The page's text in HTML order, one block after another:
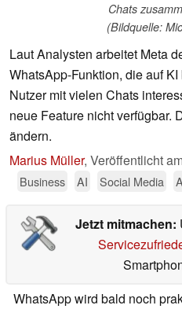
Chats
(Bildquelle:
Laut Analysten arbeitet Meta
WhatsApp-Funktion, die auf
Nutzer mit vielen Chats
neue Feature nicht verfügbar.
ändern.
Marius Müller, Veröffentlicht
Business AI Social Media
Jetzt mitmachen:
WhatsApp wird bald noch